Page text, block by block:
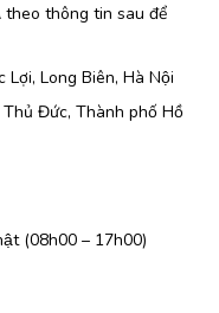
theo thông tin sau để
Lợi, Long Biên, Hà Nội
Đức, Thành phố Hồ
(08h00 – 17h00)